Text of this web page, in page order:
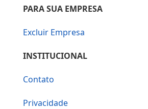
PARA SUA EMPRESA
Excluir Empresa
INSTITUCIONAL
Contato
Privacidade